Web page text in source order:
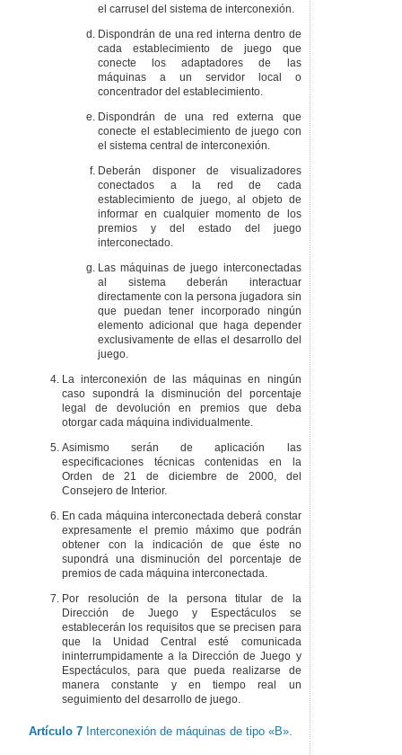
el carrusel del sistema de interconexión.
Dispondrán de una red interna dentro de
cada establecimiento de juego que
conecte los adaptadores de las
máquinas a un servidor local o
concentrador del establecimiento.
Dispondrán de una red externa que
conecte el establecimiento de juego con
el sistema central de interconexión.
Deberán disponer de visualizadores
conectados a la red de cada
establecimiento de juego, al objeto de
informar en cualquier momento de los
premios y del estado del juego
interconectado.
Las máquinas de juego interconectadas
al sistema deberán interactuar
directamente con la persona jugadora sin
que puedan tener incorporado ningún
elemento adicional que haga depender
exclusivamente de ellas el desarrollo del
juego.
La interconexión de las máquinas en ningún
caso supondrá la disminución del porcentaje
legal de devolución en premios que deba
otorgar cada máquina individualmente.
Asimismo serán de aplicación las
especificaciones técnicas contenidas en la
Orden de 21 de diciembre de 2000, del
Consejero de Interior.
En cada máquina interconectada deberá constar
expresamente el premio máximo que podrán
obtener con la indicación de que éste no
supondrá una disminución del porcentaje de
premios de cada máquina interconectada.
Por resolución de la persona titular de la
Dirección de Juego y Espectáculos se
establecerán los requisitos que se precisen para
que la Unidad Central esté comunicada
ininterrumpidamente a la Dirección de Juego y
Espectáculos, para que pueda realizarse de
manera constante y en tiempo real un
seguimiento del desarrollo de juego.
Artículo 7 Interconexión de máquinas de tipo «B».